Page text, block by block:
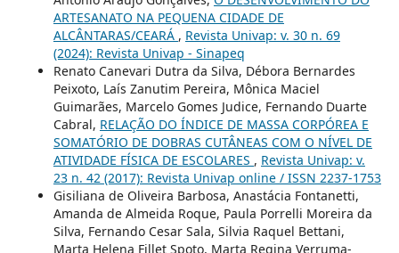
ARTESANATO NA PEQUENA CIDADE DE
ALCÂNTARAS/CEARÁ , Revista Univap: v. 30 n. 69
(2024): Revista Univap - Sinapeq
Renato Canevari Dutra da Silva, Débora Bernardes
Peixoto, Laís Zanutim Pereira, Mônica Maciel
Guimarães, Marcelo Gomes Judice, Fernando Duarte
Cabral, RELAÇÃO DO ÍNDICE DE MASSA CORPÓREA E
SOMATÓRIO DE DOBRAS CUTÂNEAS COM O NÍVEL DE
ATIVIDADE FÍSICA DE ESCOLARES , Revista Univap: v.
23 n. 42 (2017): Revista Univap online / ISSN 2237-1753
Gisiliana de Oliveira Barbosa, Anastácia Fontanetti,
Amanda de Almeida Roque, Paula Porrelli Moreira da
Silva, Fernando Cesar Sala, Silvia Raquel Bettani,
Marta Helena Fillet Spoto, Marta Regina Verruma-